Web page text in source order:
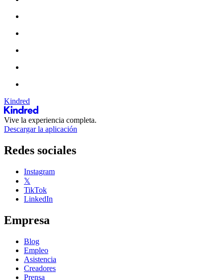
Kindred
Vive la experiencia completa.
Descargar la aplicación
Redes sociales
Instagram
𝕏
TikTok
LinkedIn
Empresa
Blog
Empleo
Asistencia
Creadores
Prensa